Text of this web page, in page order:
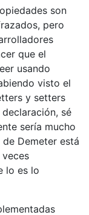
son
pero
que el
usando
visto el
y setters
sé
sería mucho
Demeter está
lo es lo